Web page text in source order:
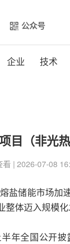
公众号
企业 技术
目（非光
| 2026-07-08
盐储能市场加
体迈入规模化
年全国公开披